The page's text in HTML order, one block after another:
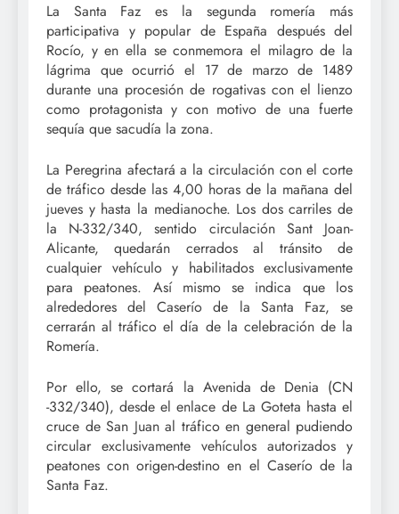
La Santa Faz es la segunda romería más
participativa y popular de España después del
Rocío, y en ella se conmemora el milagro de la
lágrima que ocurrió el 17 de marzo de 1489
durante una procesión de rogativas con el lienzo
como protagonista y con motivo de una fuerte
sequía que sacudía la zona.
La Peregrina afectará a la circulación con el corte
de tráfico desde las 4,00 horas de la mañana del
jueves y hasta la medianoche. Los dos carriles de
la N-332/340, sentido circulación Sant Joan-
Alicante, quedarán cerrados al tránsito de
cualquier vehículo y habilitados exclusivamente
para peatones. Así mismo se indica que los
alrededores del Caserío de la Santa Faz, se
cerrarán al tráfico el día de la celebración de la
Romería.
Por ello, se cortará la Avenida de Denia (CN
-332/340), desde el enlace de La Goteta hasta el
cruce de San Juan al tráfico en general pudiendo
circular exclusivamente vehículos autorizados y
peatones con origen-destino en el Caserío de la
Santa Faz.